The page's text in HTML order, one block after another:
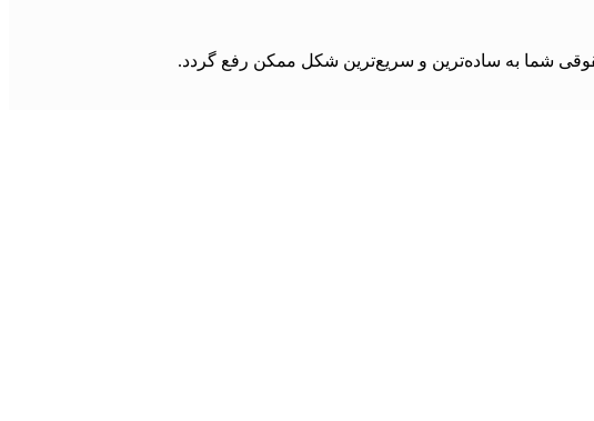
شما به ساده‌ترین و سریع‌ترین شکل ممکن رفع گردد.